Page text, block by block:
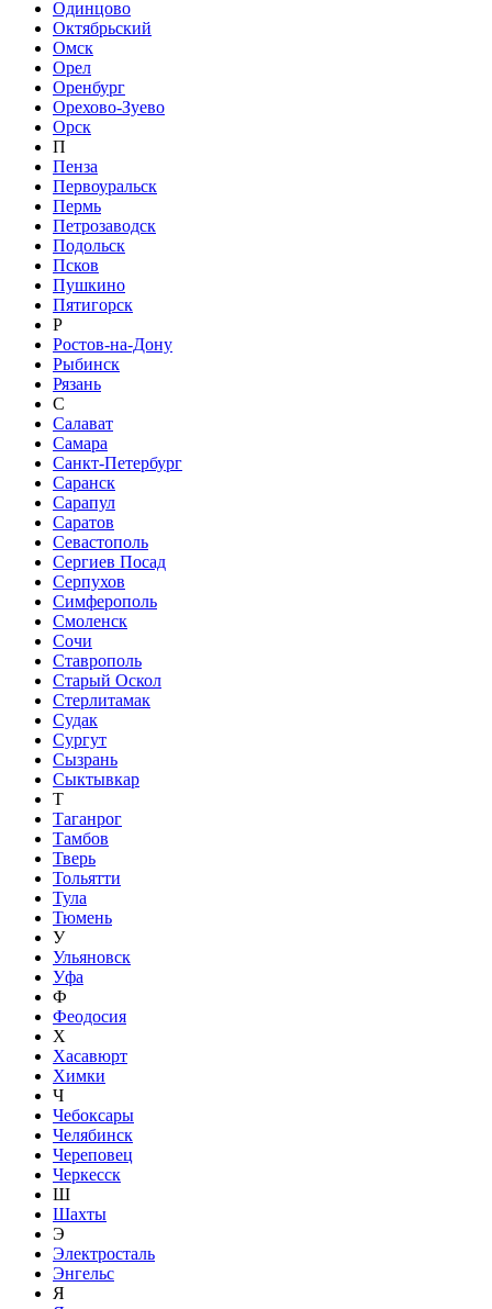
Одинцово
Октябрьский
Омск
Орел
Оренбург
Орехово-Зуево
Орск
П
Пенза
Первоуральск
Пермь
Петрозаводск
Подольск
Псков
Пушкино
Пятигорск
Р
Ростов-на-Дону
Рыбинск
Рязань
С
Салават
Самара
Санкт-Петербург
Саранск
Сарапул
Саратов
Севастополь
Сергиев Посад
Серпухов
Симферополь
Смоленск
Сочи
Ставрополь
Старый Оскол
Стерлитамак
Судак
Сургут
Сызрань
Сыктывкар
Т
Таганрог
Тамбов
Тверь
Тольятти
Тула
Тюмень
У
Ульяновск
Уфа
Ф
Феодосия
Х
Хасавюрт
Химки
Ч
Чебоксары
Челябинск
Череповец
Черкесск
Ш
Шахты
Э
Электросталь
Энгельс
Я